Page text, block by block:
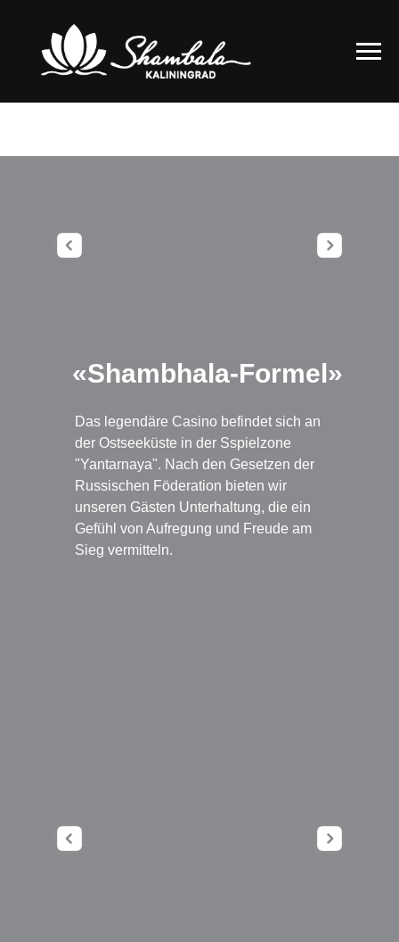
«Shambhala-Formel»
Das legendäre Casino befindet sich an
der Ostseeküste in der Sspielzone
"Yantarnaya". Nach den Gesetzen der
Russischen Föderation bieten wir
unseren Gästen Unterhaltung, die ein
Gefühl von Aufregung und Freude am
Sieg vermitteln.